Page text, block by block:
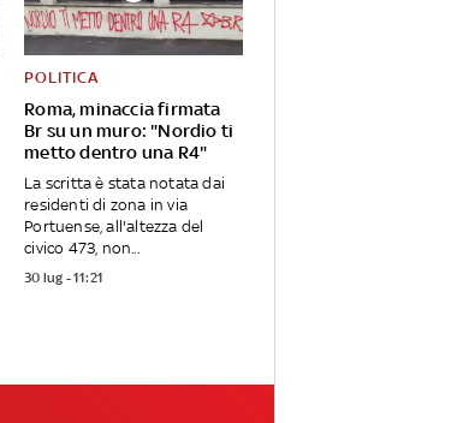
Roma, minaccia firmata
Br su un muro: "Nordio ti
metto dentro una R4"
POLITICA
La scritta è stata notata dai
residenti di zona in via
Portuense, all'altezza del
civico 473, non...
30 lug - 11:21